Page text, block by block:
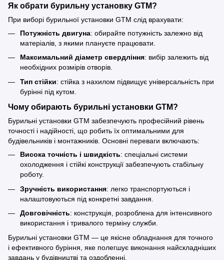
Як обрати бурильну установку GTM?
При виборі бурильної установки GTM слід врахувати:
Потужність двигуна: обирайте потужність залежно від
матеріалів, з якими плануєте працювати.
Максимальний діаметр свердління: вибір залежить від
необхідних розмірів отворів.
Тип стійки: стійка з нахилом підвищує універсальність при
бурінні під кутом.
Чому обирають бурильні установки GTM?
Бурильні установки GTM забезпечують професійний рівень
точності і надійності, що робить їх оптимальними для
будівельників і монтажників. Основні переваги включають:
Висока точність і швидкість: спеціальні системи
охолодження і стійкі конструкції забезпечують стабільну
роботу.
Зручність використання: легко транспортуються і
налаштовуються під конкретні завдання.
Довговічність: конструкція, розроблена для інтенсивного
використання і тривалого терміну служби.
Бурильні установки GTM — це якісне обладнання для точного
і ефективного буріння, яке полегшує виконання найскладніших
завдань у будівництві та оздобленні.